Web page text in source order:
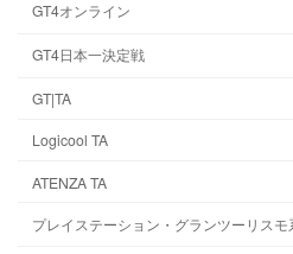
GT4オンライン
GT4日本一決定戦
GT|TA
Logicool TA
ATENZA TA
プレイステーション・グランツーリスモ